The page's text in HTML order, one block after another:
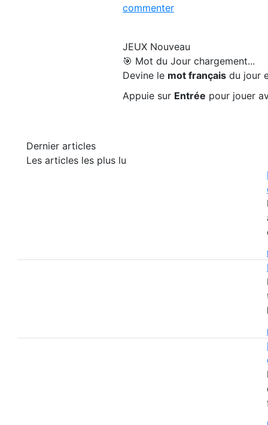
commenter
JEUX Nouveau
🎯 Mot du Jour chargement...
Devine le mot françaisdu jour
Appuie sur Entrée pour jouer
Dernier articles
Les articles les plus lu